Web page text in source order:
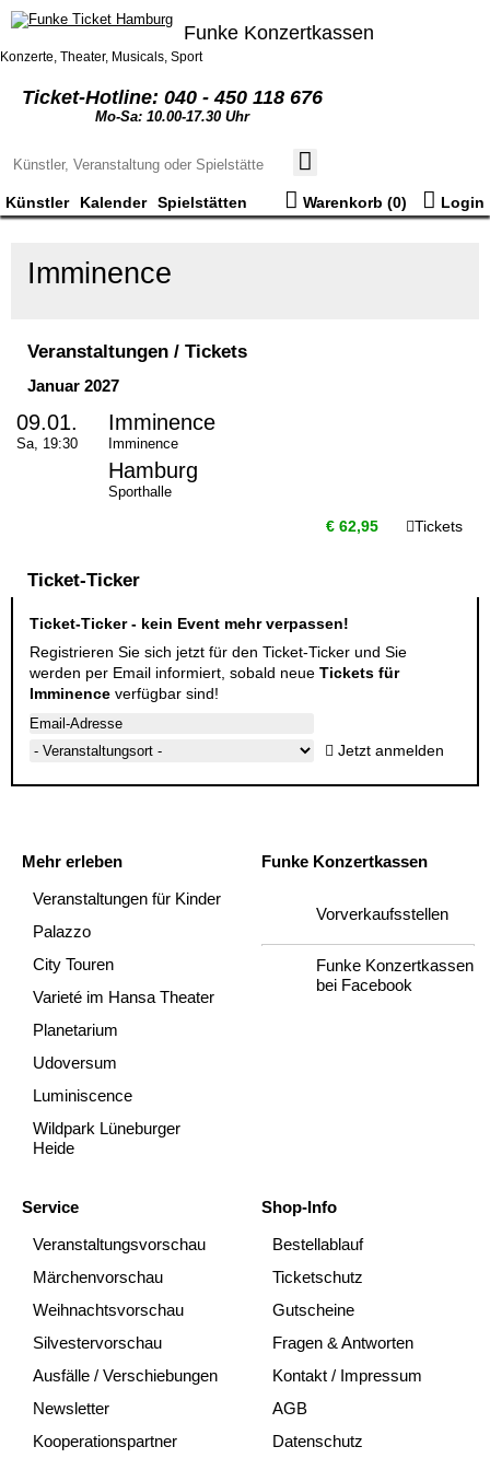
Funke Konzertkassen
Konzerte, Theater, Musicals, Sport
Ticket-Hotline: 040 - 450 118 676
Mo-Sa: 10.00-17.30 Uhr
Künstler Kalender Spielstätten Warenkorb (0) Login
Imminence
Veranstaltungen / Tickets
Januar 2027
09.01.
Sa, 19:30
Imminence
Imminence
Hamburg
Sporthalle
€ 62,95 Tickets
Ticket-Ticker
Ticket-Ticker - kein Event mehr verpassen!
Registrieren Sie sich jetzt für den Ticket-Ticker und Sie
werden per Email informiert, sobald neue Tickets für
Imminence verfügbar sind!
Jetzt anmelden
Mehr erleben
Veranstaltungen für Kinder
Palazzo
City Touren
Varieté im Hansa Theater
Planetarium
Udoversum
Luminiscence
Wildpark Lüneburger
Heide
Funke Konzertkassen
Vorverkaufsstellen
Funke Konzertkassen
bei Facebook
Service
Veranstaltungsvorschau
Märchenvorschau
Weihnachtsvorschau
Silvestervorschau
Ausfälle / Verschiebungen
Newsletter
Kooperationspartner
Shop-Info
Bestellablauf
Ticketschutz
Gutscheine
Fragen & Antworten
Kontakt / Impressum
AGB
Datenschutz